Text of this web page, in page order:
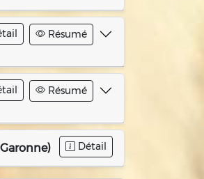
Résumé
Résumé
Détail